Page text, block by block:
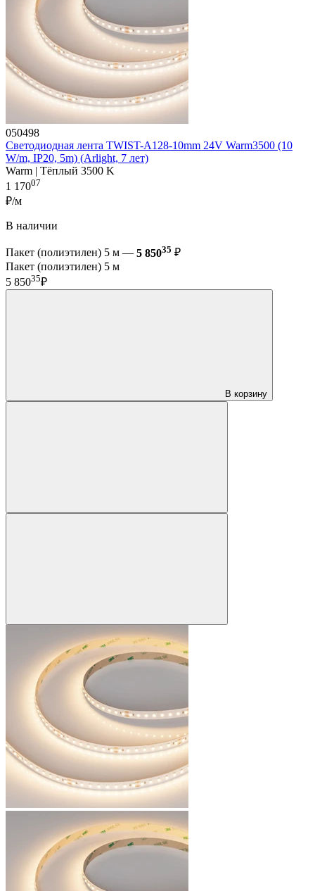
050498
Светодиодная лента TWIST-A128-10mm 24V Warm3500 (10
W/m, IP20, 5m) (Arlight, 7 лет)
Warm | Тёплый 3500 K
1 17007
₽/м
В наличии
Пакет (полиэтилен) 5 м — 5 85035 ₽
Пакет (полиэтилен) 5 м
5 85035₽
В корзину